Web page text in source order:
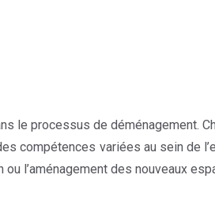
le processus de déménagement.
compétences variées au sein de
l’aménagement des nouveaux